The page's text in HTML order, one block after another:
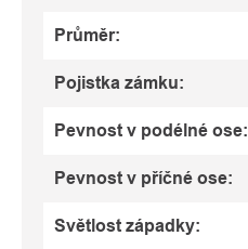
Průměr:
Pojistka zámku:
Pevnost v podélné ose:
Pevnost v příčné ose:
Světlost západky: